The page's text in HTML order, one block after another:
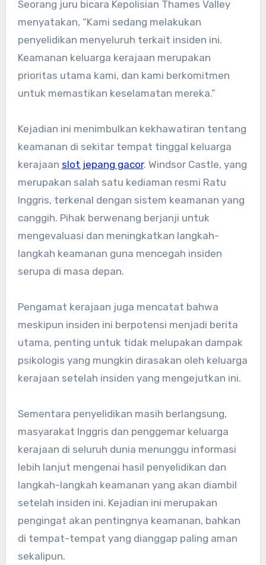
Seorang juru bicara Kepolisian Thames Valley
menyatakan, “Kami sedang melakukan
penyelidikan menyeluruh terkait insiden ini.
Keamanan keluarga kerajaan merupakan
prioritas utama kami, dan kami berkomitmen
untuk memastikan keselamatan mereka.”
Kejadian ini menimbulkan kekhawatiran tentang
keamanan di sekitar tempat tinggal keluarga
kerajaan slot jepang gacor. Windsor Castle, yang
merupakan salah satu kediaman resmi Ratu
Inggris, terkenal dengan sistem keamanan yang
canggih. Pihak berwenang berjanji untuk
mengevaluasi dan meningkatkan langkah-
langkah keamanan guna mencegah insiden
serupa di masa depan.
Pengamat kerajaan juga mencatat bahwa
meskipun insiden ini berpotensi menjadi berita
utama, penting untuk tidak melupakan dampak
psikologis yang mungkin dirasakan oleh keluarga
kerajaan setelah insiden yang mengejutkan ini.
Sementara penyelidikan masih berlangsung,
masyarakat Inggris dan penggemar keluarga
kerajaan di seluruh dunia menunggu informasi
lebih lanjut mengenai hasil penyelidikan dan
langkah-langkah keamanan yang akan diambil
setelah insiden ini. Kejadian ini merupakan
pengingat akan pentingnya keamanan, bahkan
di tempat-tempat yang dianggap paling aman
sekalipun.